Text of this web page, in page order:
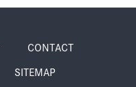
CONTACT
SITEMAP